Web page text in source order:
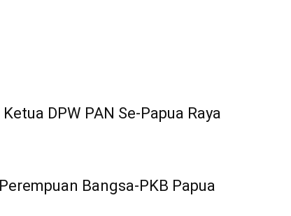
DPW PAN Se-Papua Raya
Bangsa-PKB Papua